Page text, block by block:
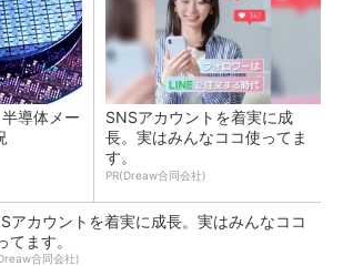
導体メー
SNSアカウントを着実に成
長。実はみんなココ使ってま
す。
PR(Dreaw合同会社)
アカウントを着実に成長。実はみんなココ
てます。
合同会社)